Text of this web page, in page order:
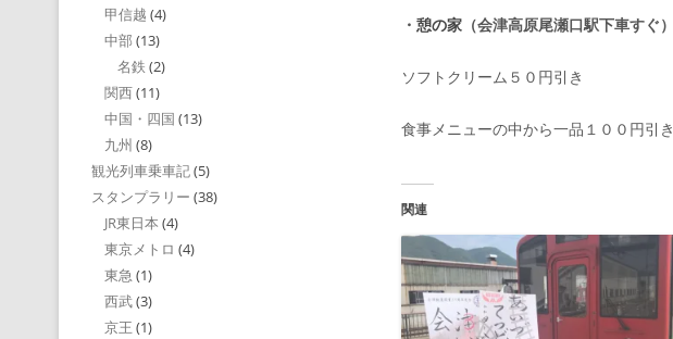
・憩の家 （会津高原尾瀬口駅下車すぐ）
ソフトクリーム５０円引き
食事メニューの中から一品１００円引き
関連
甲信越 (4)
中部 (13)
名鉄 (2)
関西(11)
中国・四国 (13)
九州 (8)
観光列車乗車記(5)
スタンプラリー (38)
JR東日本 (4)
東京メトロ (4)
東急 (1)
西武(3)
京王 (1)